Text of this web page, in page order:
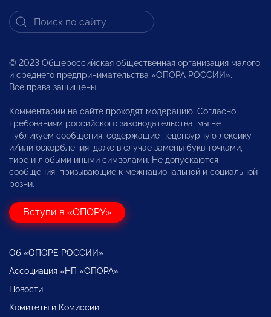
© 2023 Общероссийская общественная организация малого
и среднего предпринимательства «ОПОРА РОССИИ».
Все права защищены.
Комментарии на сайте проходят модерацию. Согласно
требованиям российского законодательства, мы не
публикуем сообщения, содержащие нецензурную лексику
и/или оскорбления, даже в случае замены букв точками,
тире и любыми иными символами. Не допускаются
сообщения, призывающие к межнациональной и социальной
розни.
Вступи в «ОПОРУ»
Об «ОПОРЕ РОССИИ»
Ассоциация «НП «ОПОРА»
Новости
Комитеты и Комиссии